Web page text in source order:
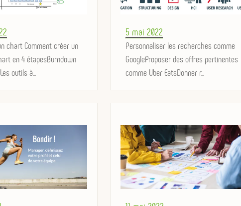
chart Comment créer un
en 4 étapesBurndown
outils à...
Posted
on
5 mai 2022
Personnaliser les recherches comme
GoogleProposer des offres pertinentes
comme Uber EatsDonner r...